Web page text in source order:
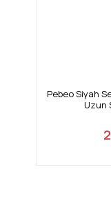
Pebeo Siyah
Uzun